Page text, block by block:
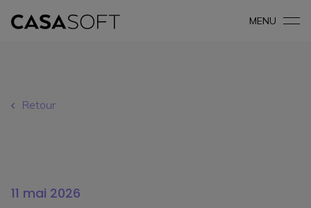
MENU
Retour
11 mai 2026